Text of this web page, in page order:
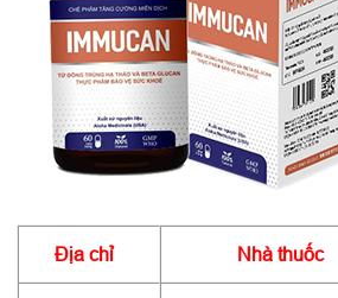
Địa chỉ Nhà thuốc